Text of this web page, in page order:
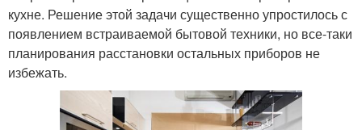
кухне. Решение этой задачи существенно упростилось с
появлением встраиваемой бытовой техники, но все-таки
планирования расстановки остальных приборов не
избежать.